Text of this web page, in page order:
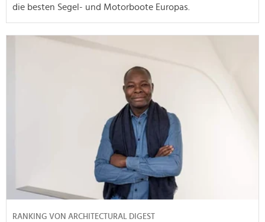
die besten Segel- und Motorboote Europas.
RANKING VON ARCHITECTURAL DIGEST